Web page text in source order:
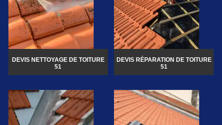
DEVIS NETTOYAGE DE TOITURE
51
DEVIS RÉPARATION DE TOITURE
51